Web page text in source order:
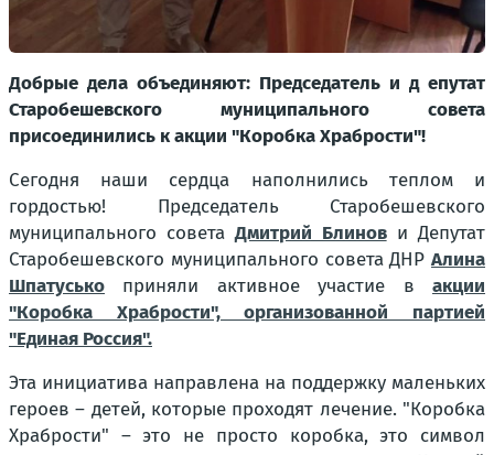
Добрые дела объединяют: Председатель и д епутат
Старобешевского муниципального совета
присоединились к акции "Коробка Храбрости"!
Сегодня наши сердца наполнились теплом и
гордостью! Председатель Старобешевского
муниципального советаДмитрий Блинови Депутат
Старобешевского муниципального совета ДНР Алина
Шпатусько приняли активное участие в акции
"Коробка Храбрости", организованной партией
"Единая Россия".
Эта инициатива направлена на поддержку маленьких
героев – детей, которые проходят лечение. "Коробка
Храбрости" – это не просто коробка, это символ